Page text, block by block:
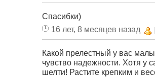
Спасибки)
16 лет, 8 месяцев назад
Какой прелестный у вас
чувство надежности. Хотя у
шелти! Растите крепким и